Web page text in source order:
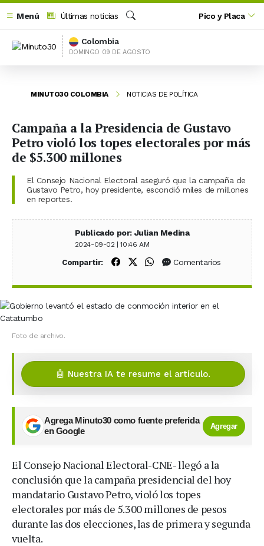
Menú
Últimas noticias
Buscar
Pico y Placa
Colombia
DOMINGO 09 DE AGOSTO
MINUTO30 COLOMBIA NOTICIAS DE POLÍTICA
Campaña a la Presidencia de Gustavo
Petro violó los topes electorales por más
de $5.300 millones
El Consejo Nacional Electoral aseguró que la campaña de
Gustavo Petro, hoy presidente, escondió miles de millones
en reportes.
Publicado por: Julian Medina
2024-09-02 | 10:46 AM
Compartir: Compartir en Facebook
Compartir en X (Twitter)
Compartir en WhatsApp
Comentarios
Foto de archivo.
🤖 Nuestra IA te resume el artículo.
Agrega Minuto30 como fuente preferida
en Google
Agregar
El Consejo Nacional Electoral-CNE- llegó a la
conclusión que la campaña presidencial del hoy
mandatario Gustavo Petro, violó los topes
electorales por más de 5.300 millones de pesos
durante las dos elecciones, las de primera y segunda
vuelta.